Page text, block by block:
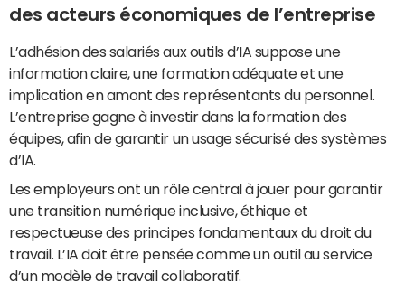
des acteurs économiques de l’entreprise
L’adhésion des salariés aux outils d’IA suppose une
information claire, une formation adéquate et une
implication en amont des représentants du personnel.
L’entreprise gagne à investir dans la formation des
équipes, afin de garantir un usage sécurisé des systèmes
d’IA.
Les employeurs ont un rôle central à jouer pour garantir
une transition numérique inclusive, éthique et
respectueuse des principes fondamentaux du droit du
travail. L’IA doit être pensée comme un outil au service
d’un modèle de travail collaboratif.